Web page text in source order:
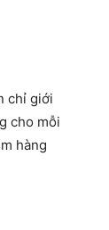
chỉ giới
cho mỗi
hàng